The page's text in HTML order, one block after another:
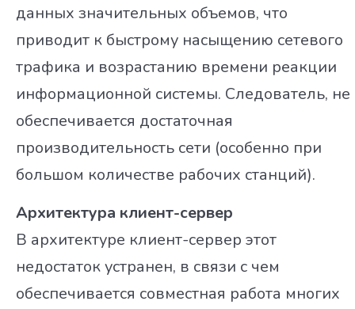
данных значительных объемов, что
приводит к быстрому насыщению сетевого
трафика и возрастанию времени реакции
информационной системы. Следователь, не
обеспечивается достаточная
производительность сети (особенно при
большом количестве рабочих станций).
Архитектура клиент-сервер
В архитектуре клиент-сервер этот
недостаток устранен, в связи с чем
обеспечивается совместная работа многих